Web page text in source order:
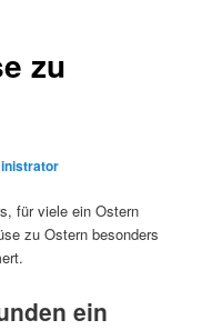
zu
für viele ein Ostern
zu Ostern besonders
ein